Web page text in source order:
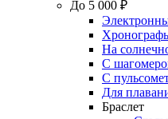
До 5 000 ₽
На
С
С
Для
Браслет